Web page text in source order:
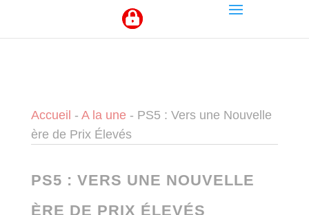
Accueil - A la une - PS5 : Vers une Nouvelle
ère de Prix Élevés
PS5 : VERS UNE NOUVELLE
ÈRE DE PRIX ÉLEVÉS
Panneau de gestion des cookies